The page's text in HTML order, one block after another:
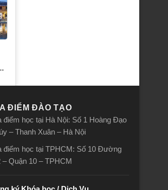
ĐIỂM ĐÀO TẠO
điểm học tại Hà Nội: Số 1 Hoàng Đạo
– Thanh Xuân – Hà Nội
điểm học tại TPHCM: Số 10 Đường
– Quận 10 – TPHCM